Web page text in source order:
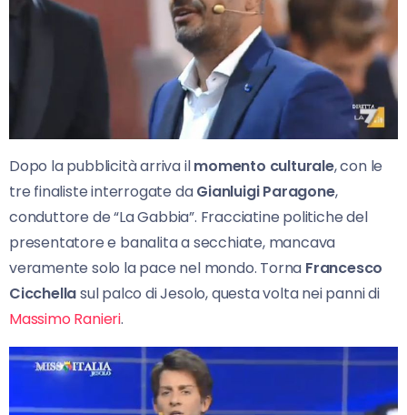
Dopo la pubblicità arriva ilmomento culturale, con le
tre finaliste interrogate daGianluigi Paragone,
conduttore de “La Gabbia”. Fracciatine politiche del
presentatore e banalita a secchiate, mancava
veramente solo la pace nel mondo. Torna Francesco
Cicchellasul palco di Jesolo, questa volta nei panni di
Massimo Ranieri.